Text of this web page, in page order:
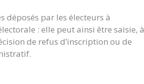
par les électeurs à
: elle peut ainsi être saisie, à
de refus d’inscription ou de